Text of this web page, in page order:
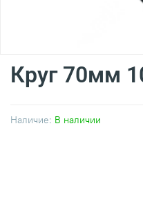
Наличие: В наличии
Круг 70мм